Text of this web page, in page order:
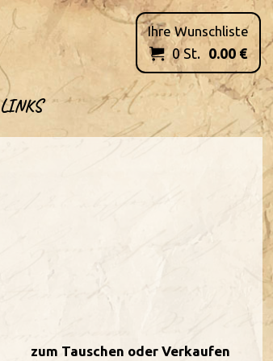
LINKS
Ihre Wunschliste
 0St. 0.00 €
zum Tauschen oder Verkaufen